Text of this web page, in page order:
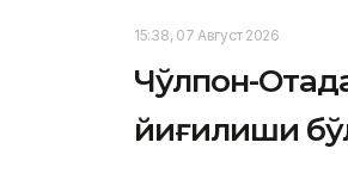
15:38, 07 Август 2026
Чўлпон-
йиғилиши